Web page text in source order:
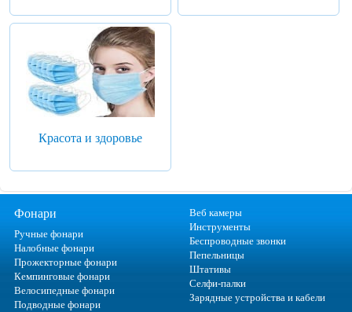
Красота и здоровье
Фонари
Ручные фонари
Налобные фонари
Прожекторные фонари
Кемпинговые фонари
Велосипедные фонари
Подводные фонари
Веб камеры
Инструменты
Беспроводные звонки
Пепельницы
Штативы
Селфи-палки
Зарядные устройства и кабели